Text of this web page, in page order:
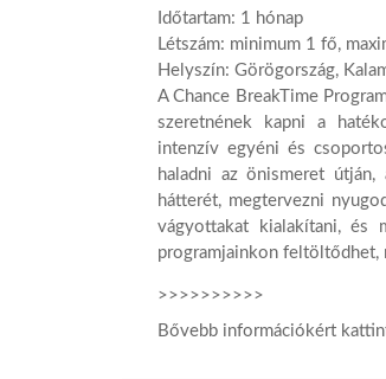
Időtartam: 1 hónap
Létszám: minimum 1 fő,
Helyszín: Görögország,
A Chance BreakTime
szeretnének kapni a
intenzív egyéni és
haladni az önismeret
hátterét, megtervezni
vágyottakat kialakítani, és
programjainkon feltöltődhet,
>>>>>>>>>>
Bővebb információkért